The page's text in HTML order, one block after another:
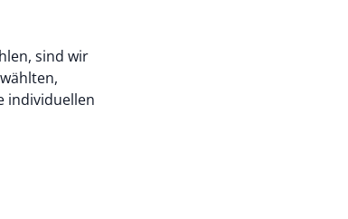
sind wir
individuellen